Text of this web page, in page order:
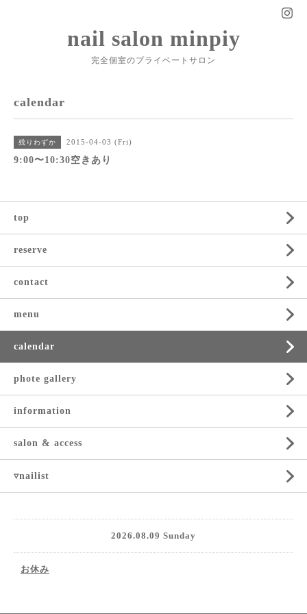
nail salon minpiy
完全個室のプライベートサロン
calendar
残りわずか 2015-04-03 (Fri)
9:00〜10:30空きあり
top
reserve
contact
menu
calendar
phote gallery
information
salon & access
▿nailist
2026.08.09 Sunday
お休み